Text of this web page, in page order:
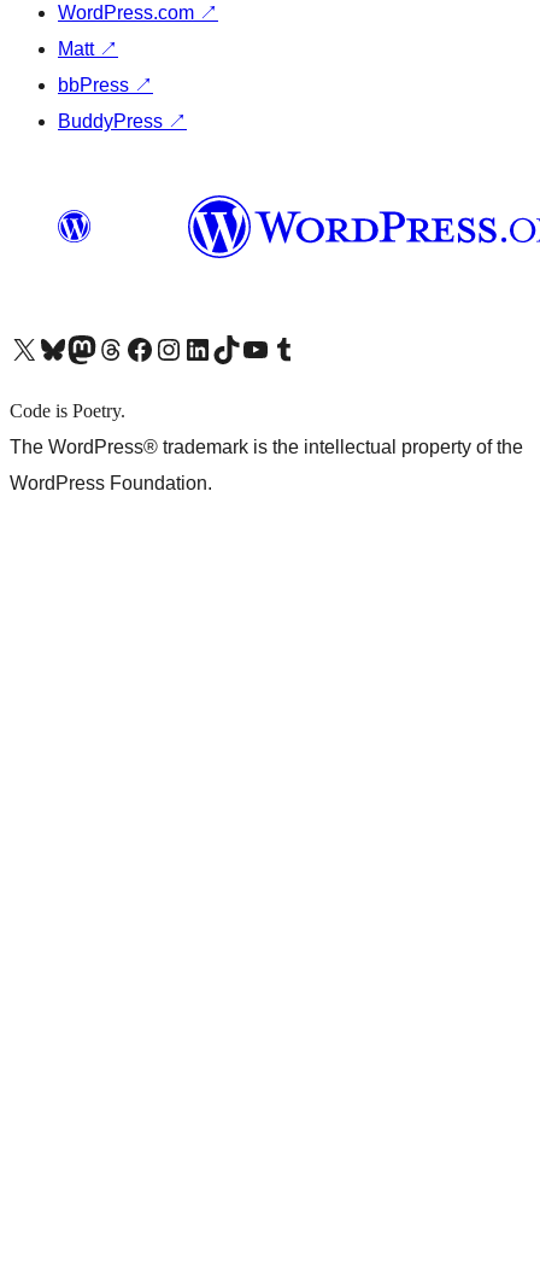
WordPress.com ↗
Matt ↗
bbPress ↗
BuddyPress ↗
X (旧 Twitter) アカウントへBluesky アカウントへMastodon アカウントへThreads アカウントへ Facebook ページへInstagram アカウントへ LinkedIn アカウントへTikTok アカウントへYouTube チャンネルへ Tumblr アカウントへ
Code is Poetry.
The WordPress® trademark is the intellectual property of the
WordPress Foundation.